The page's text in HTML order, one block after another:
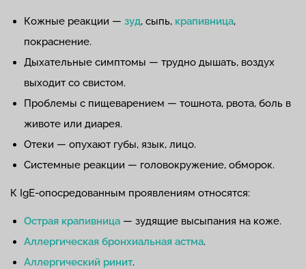
Кожные реакции — зуд, сыпь, крапивница,
покраснение.
Дыхательные симптомы — трудно дышать, воздух
выходит со свистом.
Проблемы с пищеварением — тошнота, рвота, боль в
животе или диарея.
Отеки — опухают губы, язык, лицо.
Системные реакции — головокружение, обморок.
К IgE-опосредованным проявлениям относятся:
Острая крапивница — зудящие высыпания на коже.
Аллергическая бронхиальная астма.
Аллергический ринит.